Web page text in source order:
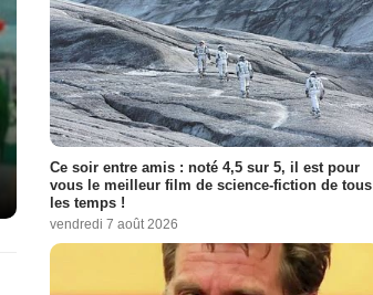
Ce soir entre amis : noté 4,5 sur 5, il est pour
vous le meilleur film de science-fiction de tous
les temps !
vendredi 7 août 2026